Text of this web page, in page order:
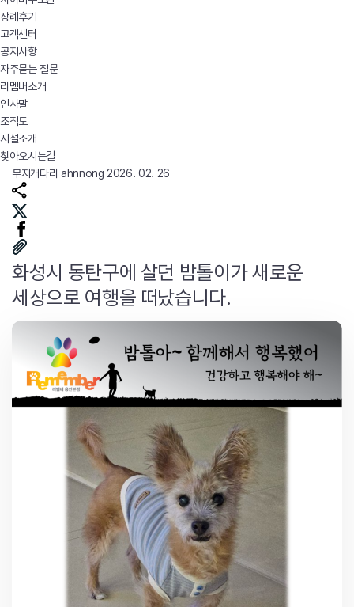
장례후기
고객센터
공지사항
자주묻는 질문
리멤버소개
인사말
조직도
시설소개
찾아오시는길
무지개다리 ahnnong 2026. 02. 26
화성시 동탄구에 살던 밤톨이가 새로운
세상으로 여행을 떠났습니다.